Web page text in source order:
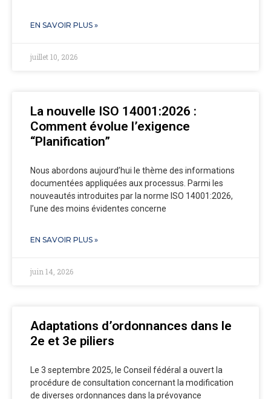
EN SAVOIR PLUS »
juillet 10, 2026
La nouvelle ISO 14001:2026 :
Comment évolue l’exigence
“Planification”
Nous abordons aujourd’hui le thème des informations
documentées appliquées aux processus. Parmi les
nouveautés introduites par la norme ISO 14001:2026,
l’une des moins évidentes concerne
EN SAVOIR PLUS »
juin 14, 2026
Adaptations d’ordonnances dans le
2e et 3e piliers
Le 3 septembre 2025, le Conseil fédéral a ouvert la
procédure de consultation concernant la modification
de diverses ordonnances dans la prévoyance